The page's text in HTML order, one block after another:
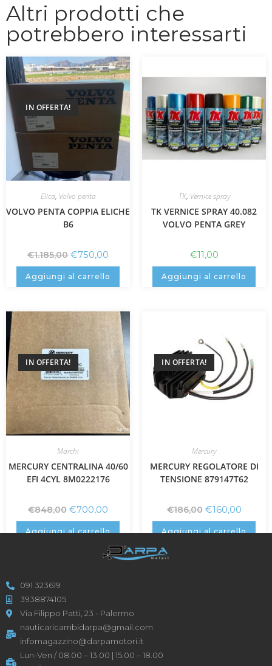
Altri prodotti che
potrebbero interessarti
IN OFFERTA!
Elica, Volvo penta
VOLVO PENTA COPPIA ELICHE
B6
€1.185,00 €750,00
Aggiungi al carrello
TK, Vernice spray
TK VERNICE SPRAY 40.082
VOLVO PENTA GREY
€11,00
Aggiungi al carrello
IN OFFERTA!
Marchi
MERCURY CENTRALINA 40/60
EFI 4CYL 8M0222176
€848,00 €700,00
Aggiungi al carrello
IN OFFERTA!
Mercury
MERCURY REGOLATORE DI
TENSIONE 879147T62
€186,00 €160,00
Aggiungi al carrello
091 323619
3938874105
Via Filippo Patti, 23 - Palermo
nauticaricambidarpa@gmail.com
infomagazzino@darpamotori.it
Lun-Ven / 08.00 – 13.00 | 15.00 – 18.00